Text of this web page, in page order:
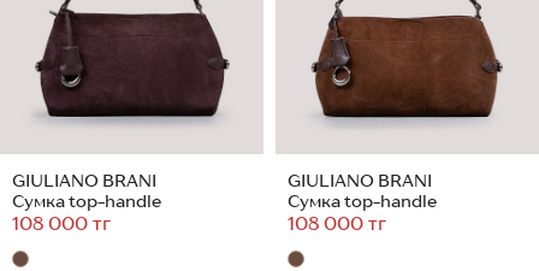
GIULIANO BRANI
Сумка top-handle
108 000 тг
GIULIANO BRANI
Сумка top-handle
108 000 тг